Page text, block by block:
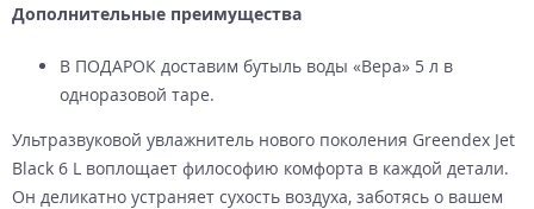
Дополнительные преимущества
В ПОДАРОК доставим бутыль воды «Вера» 5 л в
одноразовой таре.
Ультразвуковой увлажнитель нового поколения Greendex Jet
Black 6 L воплощает философию комфорта в каждой детали.
Он деликатно устраняет сухость воздуха, заботясь о вашем